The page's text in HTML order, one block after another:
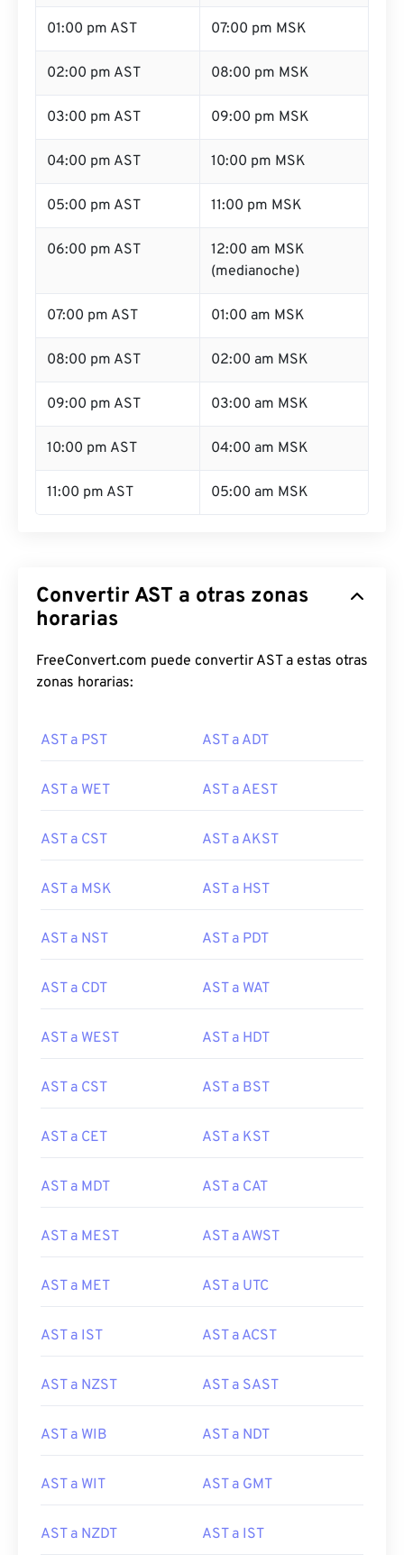
01:00 pm AST 07:00 pm MSK
02:00 pm AST 08:00 pm MSK
03:00 pm AST 09:00 pm MSK
04:00 pm AST 10:00 pm MSK
05:00 pm AST 11:00 pm MSK
06:00 pm AST
12:00 am MSK
(medianoche)
07:00 pm AST 01:00 am MSK
08:00 pm AST 02:00 am MSK
09:00 pm AST 03:00 am MSK
10:00 pm AST 04:00 am MSK
11:00 pm AST 05:00 am MSK
Convertir AST a otras zonas
horarias
FreeConvert.com puede convertir AST a estas otras
zonas horarias:
AST a PST AST a ADT
AST a WET AST a AEST
AST a CST AST a AKST
AST a MSK AST a HST
AST a NST AST a PDT
AST a CDT AST a WAT
AST a WEST AST a HDT
AST a CST AST a BST
AST a CET AST a KST
AST a MDT AST a CAT
AST a MEST AST a AWST
AST a MET AST a UTC
AST a IST AST a ACST
AST a NZST AST a SAST
AST a WIB AST a NDT
AST a WIT AST a GMT
AST a NZDT AST a IST